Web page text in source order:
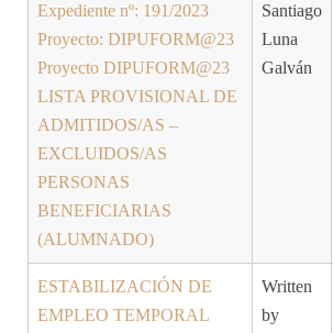
Expediente nº: 191/2023
Proyecto: DIPUFORM@23
Proyecto DIPUFORM@23
LISTA PROVISIONAL DE
ADMITIDOS/AS –
EXCLUIDOS/AS
PERSONAS
BENEFICIARIAS
(ALUMNADO)
Santiago
Luna
Galván
ESTABILIZACIÓN DE
EMPLEO TEMPORAL
Written
by